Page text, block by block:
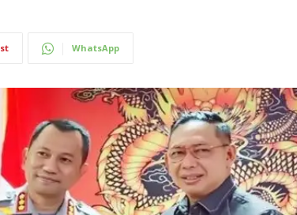
WhatsApp